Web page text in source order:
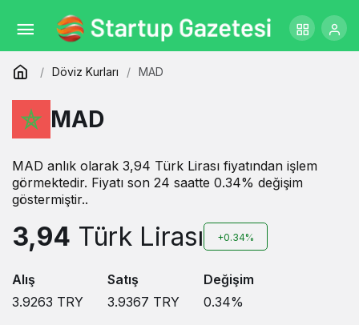
Döviz Kurları MAD
MAD
MAD anlık olarak 3,94 Türk Lirası fiyatından işlem
görmektedir. Fiyatı son 24 saatte 0.34% değişim
göstermiştir..
3,94 Türk Lirası +0.34%
Alış
3.9263 TRY
Satış
3.9367 TRY
Değişim
0.34%